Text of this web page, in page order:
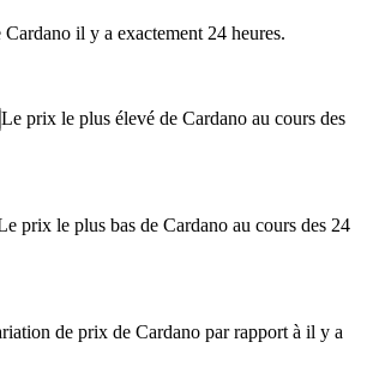
il y a exactement 24 heures.
Le prix le plus élevé de Cardano au cours des
prix le plus bas de Cardano au cours des 24
de prix de Cardano par rapport à il y a